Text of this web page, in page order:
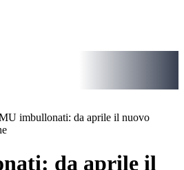
amet consectetur
consectetur
consectetur
imbullonati: da aprile il nuovo
da aprile il